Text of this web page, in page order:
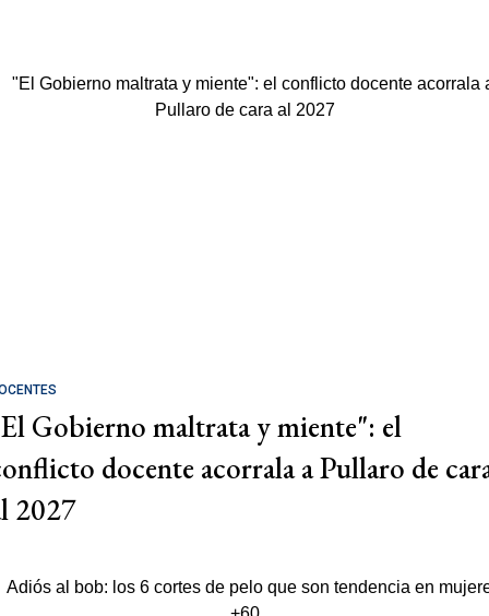
Gobierno maltrata y miente": el
docente acorrala a Pullaro de
2027